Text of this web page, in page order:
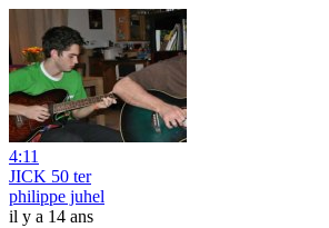
4:11
JICK 50 ter
philippe juhel
il y a 14 ans